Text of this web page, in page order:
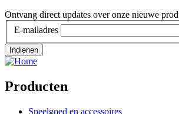
Ontvang direct updates over onze nieuwe
E-mailadres
Producten
Speelgoed en accessoires